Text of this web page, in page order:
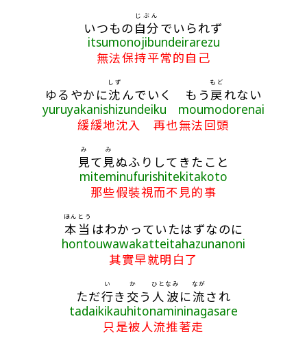
いつもの 自分
じぶん
でいられず
itsumonojibundeirarezu
無法保持平常的自己
ゆるやかに沈
しず
んでいく もう 戻
もど
れない
yuruyakanishizundeiku moumodorenai
緩緩地沈入 再也無法回頭
見
み
て見
み
ぬふりしてきたこと
miteminufurishitekitakoto
那些假裝視而不見的事
本当
ほんとう
はわかっていたはずなのに
hontouwawakatteitahazunanoni
其實早就明白了
ただ行
い
き 交
か
う 人
ひと
波
なみ
に流
なが
され
tadaikikauhitonamininagasare
只是被人流推著走